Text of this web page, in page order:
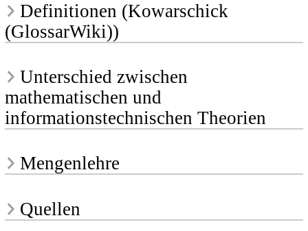
Definitionen (Kowarschick
(GlossarWiki))
Unterschied zwischen
mathematischen und
informationstechnischen Theorien
Mengenlehre
Quellen